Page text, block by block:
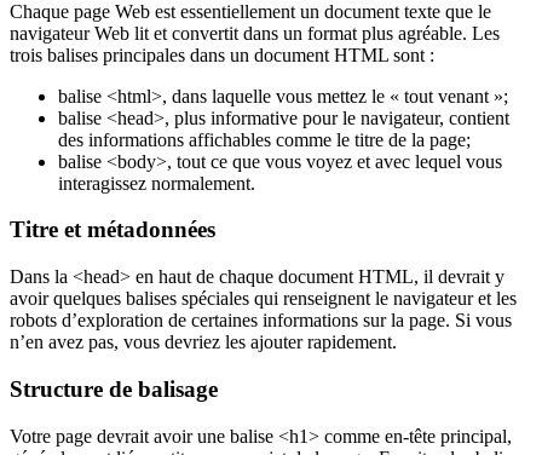
Chaque page Web est essentiellement un document texte que le
navigateur Web lit et convertit dans un format plus agréable. Les
trois balises principales dans un document HTML sont :
balise <html>, dans laquelle vous mettez le « tout venant »;
balise <head>, plus informative pour le navigateur, contient
des informations affichables comme le titre de la page;
balise <body>, tout ce que vous voyez et avec lequel vous
interagissez normalement.
Titre et métadonnées
Dans la <head> en haut de chaque document HTML, il devrait y
avoir quelques balises spéciales qui renseignent le navigateur et les
robots d’exploration de certaines informations sur la page. Si vous
n’en avez pas, vous devriez les ajouter rapidement.
Structure de balisage
Votre page devrait avoir une balise <h1> comme en-tête principal,